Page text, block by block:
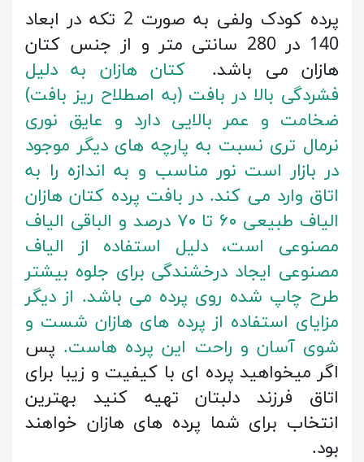
پرده کودک ولفی به صورت 2 تکه در ابعاد
140 در 280 سانتی متر و از جنس کتان
هازان می باشد. کتان هازان به دلیل
فشردگی بالا در بافت (به اصطلاح ریز بافت)
ضخامت و عمر بالایی دارد و عایق نوری
نرمال تری نسبت به پارچه های دیگر موجود
در بازار است نور مناسب و به اندازه را به
اتاق وارد می کند. در بافت پرده کتان هازان
الیاف طبیعی ۶۰ تا ۷۰ درصد و الباقی الیاف
مصنوعی است، دلیل استفاده از الیاف
مصنوعی ایجاد درخشندگی برای جلوه بیشتر
طرح چاپ شده روی پرده می باشد. از دیگر
مزایای استفاده از پرده های هازان شست و
شوی آسان و راحت این پرده هاست. پس
اگر میخواهید پرده ای با کیفیت و زیبا برای
اتاق فرزند دلبتان تهیه کنید بهترین
انتخاب برای شما پرده های هازان خواهند
بود.